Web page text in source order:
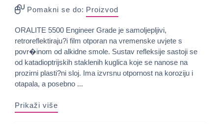
Pomakni se do: Proizvod
ORALITE 5500 Engineer Grade je samoljepljivi,
retroreflektiraju?i film otporan na vremenske uvjete s
povr�inom od alkidne smole. Sustav refleksije sastoji se
od katadioptrijskih staklenih kuglica koje se nanose na
prozirni plasti?ni sloj. Ima izvrsnu otpornost na koroziju i
otapala, a posebno ...
Prikaži više